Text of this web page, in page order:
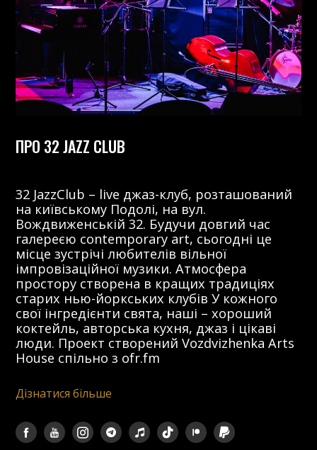
ПРО 32 JAZZ CLUB
32 JazzClub – live джаз-клуб, розташований
на київському Подолі, на вул.
Вождвиженській 32. Будучи довгий час
галереєю contemporary art, сьогодні це
місце зустрічі любителів вільної
імпровізаційної музики. Атмосфера
простору створена в кращих традиціях
старих нью-йоркських клубів У кожного
свої інгредієнти свята, наші – хороший
коктейль, авторська кухня, джаз і цікаві
люди. Проект створений Vozdvizhenka Arts
House спільно з ofr.fm
Дізнатися більше